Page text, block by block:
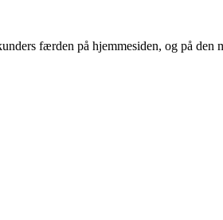
færden på hjemmesiden, og på den